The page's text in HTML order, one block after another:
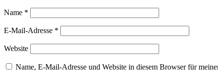
Name *
E-Mail-Adresse *
Website
Name, E-Mail-Adresse und Website in diesem Browser für